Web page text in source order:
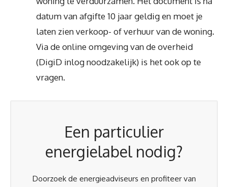
datum van afgifte 10 jaar geldig en moet je
laten zien verkoop- of verhuur van de woning.
Via de online omgeving van de overheid
(DigiD inlog noodzakelijk) is het ook op te
vragen.
Een particulier
energielabel nodig?
Doorzoek de energieadviseurs en profiteer van